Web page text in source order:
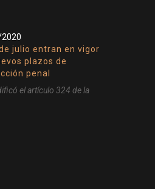
julio entran en vigor
plazos de
penal
el artículo 324 de la